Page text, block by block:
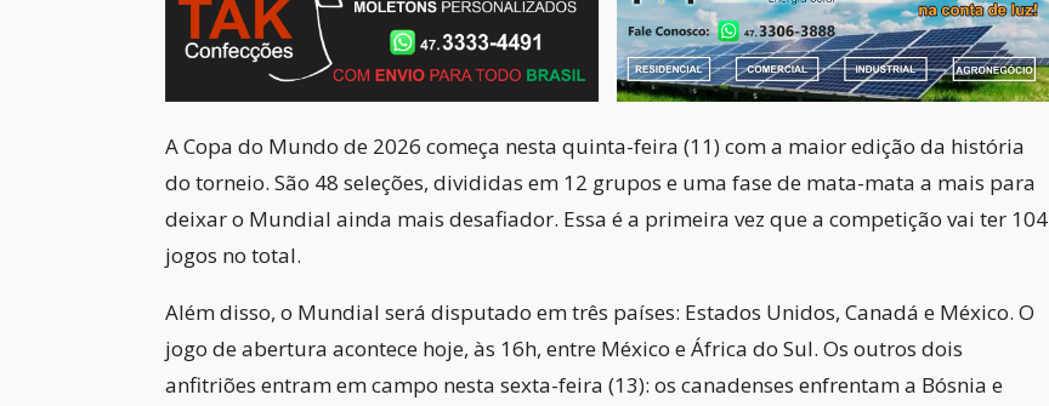
A Copa do Mundo de 2026 começa nesta quinta-feira (11) com a maior edição da história
do torneio. São 48 seleções, divididas em 12 grupos e uma fase de mata-mata a mais para
deixar o Mundial ainda mais desafiador. Essa é a primeira vez que a competição vai ter 104
jogos no total.
Além disso, o Mundial será disputado em três países: Estados Unidos, Canadá e México. O
jogo de abertura acontece hoje, às 16h, entre México e África do Sul. Os outros dois
anfitriões entram em campo nesta sexta-feira (13): os canadenses enfrentam a Bósnia e